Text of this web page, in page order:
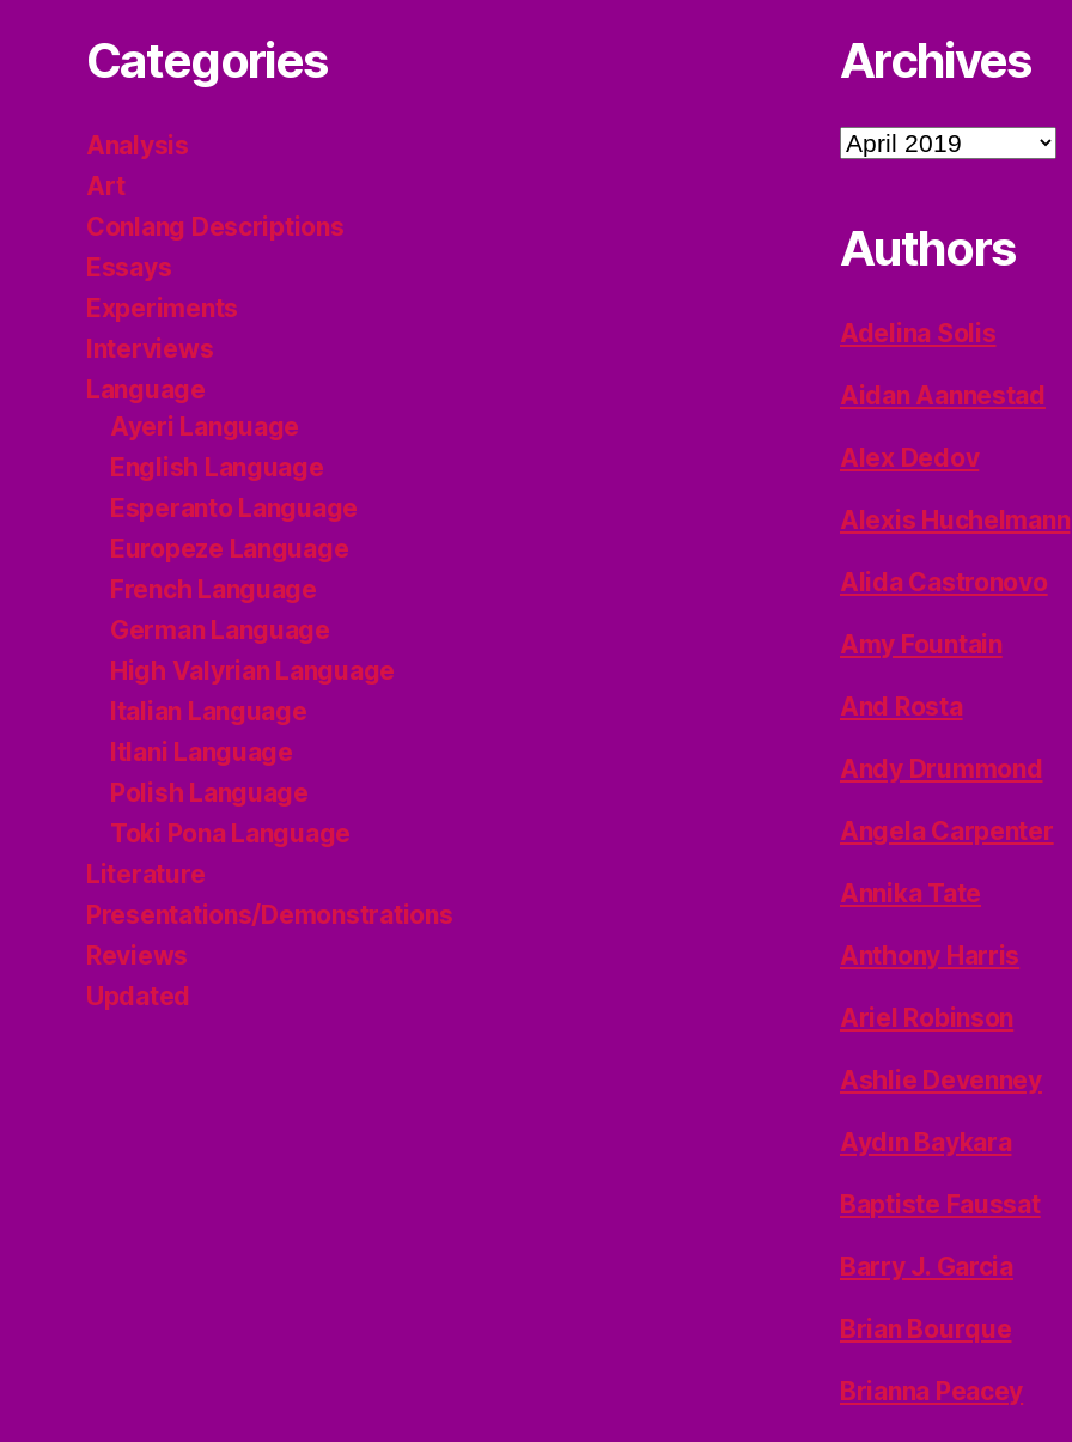
Categories
Analysis
Art
Conlang Descriptions
Essays
Experiments
Interviews
Language
Ayeri Language
English Language
Esperanto Language
Europeze Language
French Language
German Language
High Valyrian Language
Italian Language
Itlani Language
Polish Language
Toki Pona Language
Literature
Presentations/Demonstrations
Reviews
Updated
Archives
Archives
Authors
Adelina Solis
Aidan Aannestad
Alex Dedov
Alexis Huchelmann
Alida Castronovo
Amy Fountain
And Rosta
Andy Drummond
Angela Carpenter
Annika Tate
Anthony Harris
Ariel Robinson
Ashlie Devenney
Aydın Baykara
Baptiste Faussat
Barry J. Garcia
Brian Bourque
Brianna Peacey